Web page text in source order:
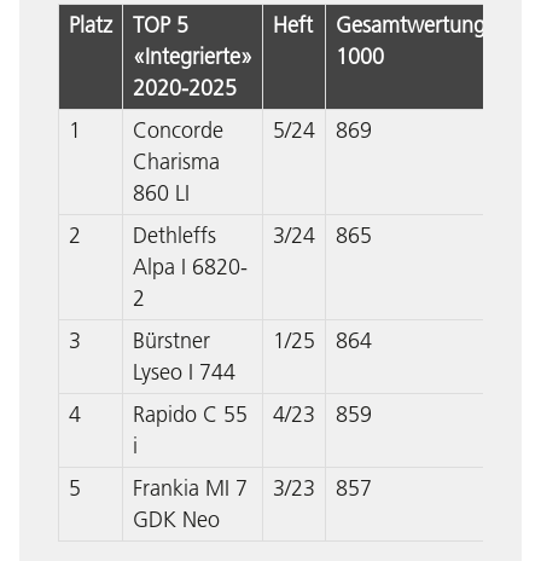
Platz
TOP 5
«Integrierte»
2020-2025
Heft
Gesamtwertung
1000
1
Concorde
Charisma
860 LI
5/24 869
2
Dethleffs
Alpa I 6820-
2
3/24 865
3
Bürstner
Lyseo I 744
1/25 864
4
Rapido C 55
i
4/23 859
5
Frankia MI 7
GDK Neo
3/23 857